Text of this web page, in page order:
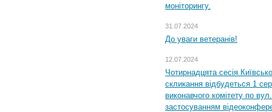
моніторингу.
31.07.2024
До уваги ветеранів!
12.07.2024
Чотирнадцята сесія
скликання відбудеться 1
виконавчого комітету по
застосуванням